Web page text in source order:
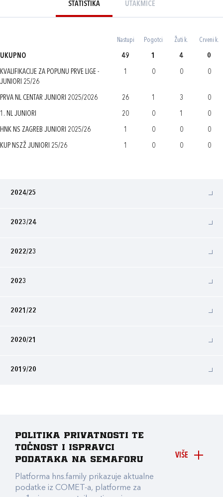
STATISTIKA UTAKMICE
Nastupi Pogotci Žuti k. Crveni k.
UKUPNO 49 1 4 0
KVALIFIKACIJE ZA POPUNU PRVE LIGE -
JUNIORI 25/26
1 0 0 0
PRVA NL CENTAR JUNIORI 2025/2026 26 1 3 0
1. NL JUNIORI 20 0 1 0
HNK NS ZAGREB JUNIORI 2025/26 1 0 0 0
KUP NSZŽ JUNIORI 25/26 1 0 0 0
2024/25
2023/24
2022/23
2023
2021/22
2020/21
2019/20
VIŠE
Politika privatnosti te
točnost i ispravci
podataka na Semaforu
Platforma hns.family prikazuje aktualne
podatke iz COMET-a, platforme za